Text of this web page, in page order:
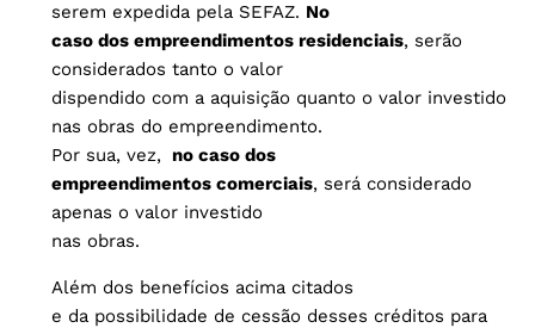
serem expedida pela SEFAZ. No
caso dos empreendimentos residenciais, serão
considerados tanto o valor
dispendido com a aquisição quanto o valor investido
nas obras do empreendimento.
Por sua, vez, no caso dos
empreendimentos comerciais, será considerado
apenas o valor investido
nas obras.
Além dos benefícios acima citados
e da possibilidade de cessão desses créditos para